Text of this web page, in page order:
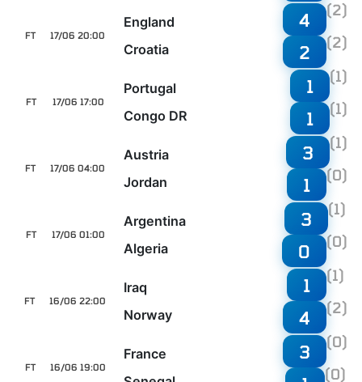
17/06 20:00
FT
England
Croatia
4 (2)
2 (2)
17/06 17:00
FT
Portugal
Congo DR
1 (1)
1 (1)
17/06 04:00
FT
Austria
Jordan
3 (1)
1 (0)
17/06 01:00
FT
Argentina
Algeria
3 (1)
0 (0)
16/06 22:00
FT
Iraq
Norway
1 (1)
4 (2)
16/06 19:00
FT
France
3 (0)
(0)